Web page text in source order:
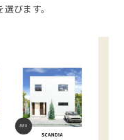
びます。